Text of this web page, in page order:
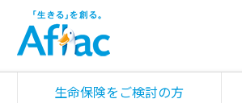
生命保険をご検討の方